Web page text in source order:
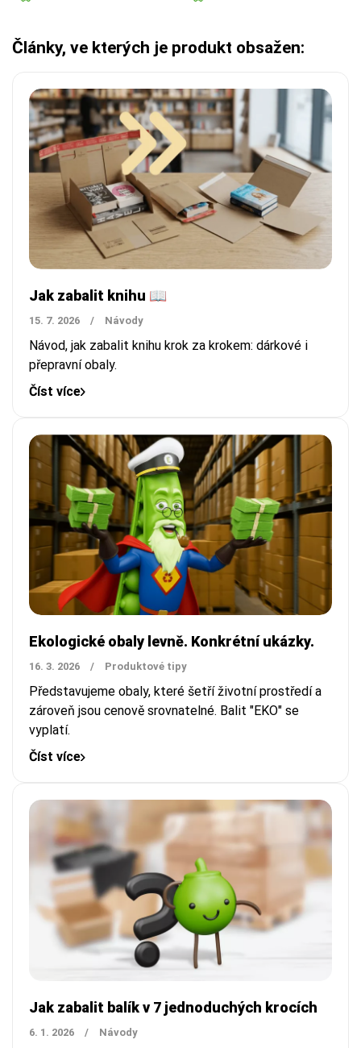
Články, ve kterých je produkt obsažen:
Jak zabalit knihu 📖
15. 7. 2026 / Návody
Návod, jak zabalit knihu krok za krokem: dárkové i
přepravní obaly.
Číst více
Ekologické obaly levně. Konkrétní ukázky.
16. 3. 2026 / Produktové tipy
Představujeme obaly, které šetří životní prostředí a
zároveň jsou cenově srovnatelné. Balit "EKO" se
vyplatí.
Číst více
Jak zabalit balík v 7 jednoduchých krocích
6. 1. 2026 / Návody